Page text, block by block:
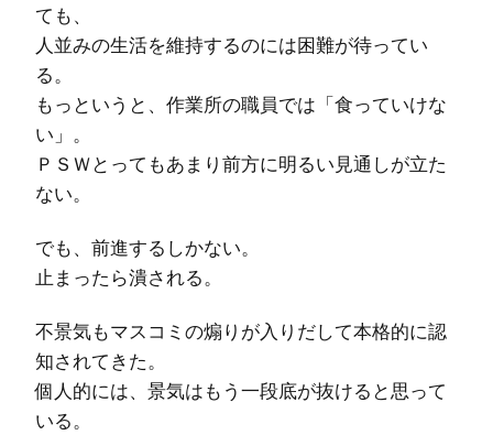
ても、
人並みの生活を維持するのには困難が待ってい
る。
もっというと、作業所の職員では「食っていけな
い」。
ＰＳＷとってもあまり前方に明るい見通しが立た
ない。
でも、前進するしかない。
止まったら潰される。
不景気もマスコミの煽りが入りだして本格的に認
知されてきた。
個人的には、景気はもう一段底が抜けると思って
いる。